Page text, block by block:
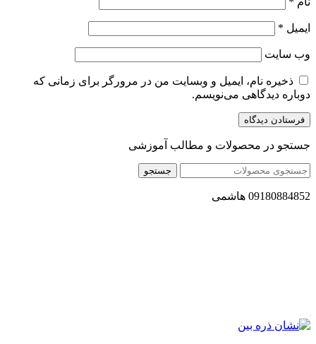
ایمیل *
وب‌ سایت
ذخیره نام، ایمیل و وبسایت من در مرورگر برای زمانی که
دوباره دیدگاهی می‌نویسم.
جستجو در محصولات و مطالب آموزشی
جستجو
09180884852 هاشمی